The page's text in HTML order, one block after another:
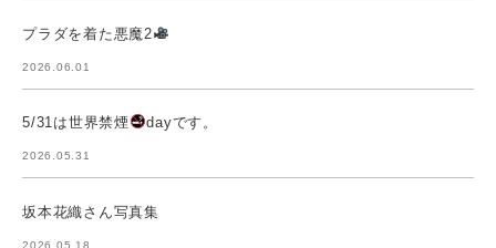
プラダを着た悪魔2
2026.06.01
5/31は世界禁煙 dayです。
2026.05.31
坂本花織さん写真集
2026.05.18